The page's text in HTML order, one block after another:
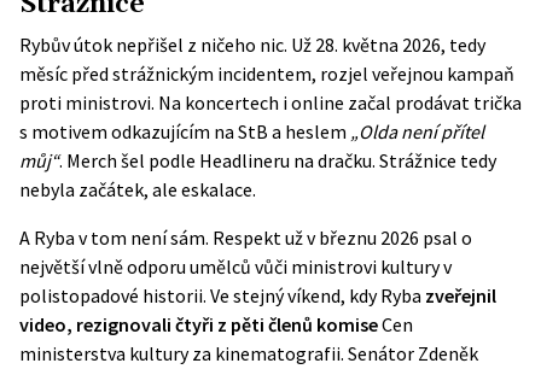
Rybův útok nepřišel z ničeho nic. Už 28. května 2026, tedy
měsíc před strážnickým incidentem, rozjel veřejnou kampaň
proti ministrovi. Na koncertech i online začal prodávat trička
s motivem odkazujícím na StB a heslem „Olda není přítel
můj“. Merch šel podle Headlineru na dračku. Strážnice tedy
nebyla začátek, ale eskalace.
A Ryba v tom není sám. Respektuž v březnu 2026 psal o
největší vlně odporu umělců vůči ministrovi kultury v
polistopadové historii. Ve stejný víkend, kdy Ryba zveřejnil
video, rezignovali čtyři z pěti členů komiseCen
ministerstva kultury za kinematografii. Senátor Zdeněk